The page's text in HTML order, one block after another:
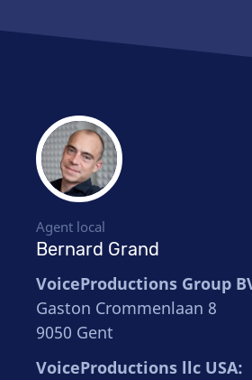
Agent local
Bernard Grand
VoiceProductions Group
Gaston Crommenlaan 8
9050 Gent
VoiceProductions llc USA: